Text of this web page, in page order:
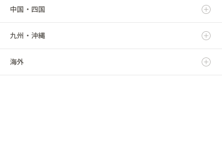
山形県
福島県
埼玉県
千葉県
東京都
愛知県
三重県
富山県
石川県
福井県
滋賀県
京都府
大阪府
中国・四国
鳥取県
島根県
九州・沖縄
福岡県
海外